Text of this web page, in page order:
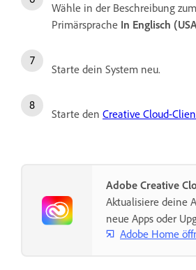
Wähle in der Beschreibung
Primärsprache In Englisch
Starte dein System neu.
Starte den Creative Cloud-
Adobe Creative
Aktualisiere deine
neue Apps oder
Adobe Home